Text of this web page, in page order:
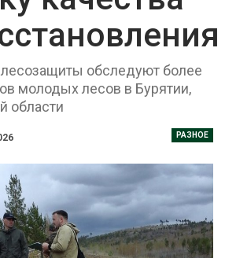
обследуют более
молодых лесов в Бурятии,
области
РАЗНОЕ